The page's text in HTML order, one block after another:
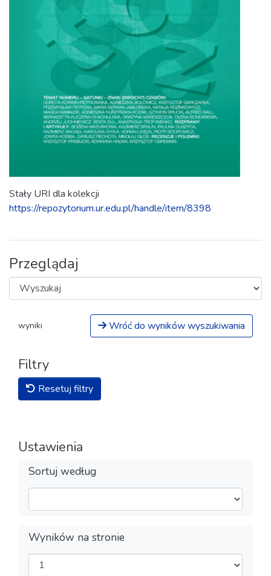
Stały URI dla kolekcji
https://repozytorium.ur.edu.pl/handle/item/8398
Przeglądaj
wyniki Wróć do wyników wyszukiwania
Filtry
Resetuj filtry
Ustawienia
Sortuj według
Wyników na stronie